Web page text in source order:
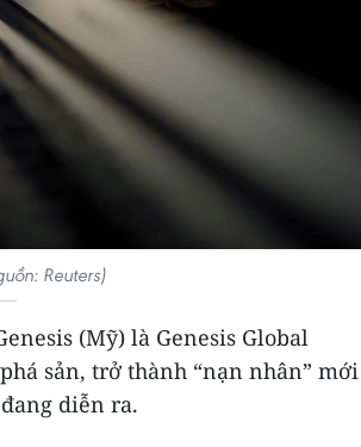
Reuters)
(Mỹ) là Genesis Global
sản, trở thành “nạn nhân” mới
diễn ra.